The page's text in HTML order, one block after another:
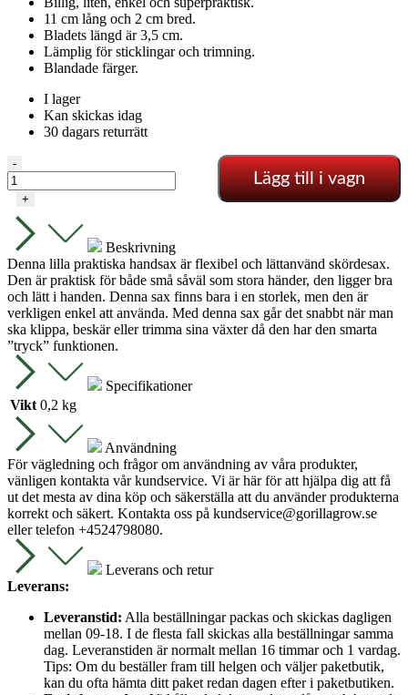
11 cm lång och 2 cm bred.
Bladets längd är 3,5 cm.
Lämplig för sticklingar och trimning.
Blandade färger.
I lager
Kan skickas idag
30 dagars returrätt
Liten
hand-
och
mängd
-
+
Lägg till i vagn
Beskrivning
Denna lilla praktiska handsax är flexibel och lättanvänd skördesax.
Den är praktisk för både små såväl som stora händer, den ligger bra
och lätt i handen. Denna sax finns bara i en storlek, men den är
verkligen enkel att använda. Med denna sax går det snabbt när man
ska klippa, beskär eller trimma sina växter då den har den smarta
”tryck” funktionen.
Specifikationer
Vikt 0,2 kg
Användning
För vägledning och frågor om användning av våra produkter,
vänligen kontakta vår kundservice. Vi är här för att hjälpa dig att få
ut det mesta av dina köp och säkerställa att du använder produkterna
korrekt och säkert. Kontakta oss på kundservice@gorillagrow.se
eller telefon +4524798080.
Leverans och retur
Leverans:
Leveranstid: Alla beställningar packas och skickas dagligen
mellan 09-18. I de flesta fall skickas alla beställningar samma
dag. Leveranstiden är normalt mellan 16 timmar och 1 vardag.
Tips: Om du beställer fram till helgen och väljer paketbutik,
kan du ofta hämta ditt paket redan dagen efter i paketbutiken.